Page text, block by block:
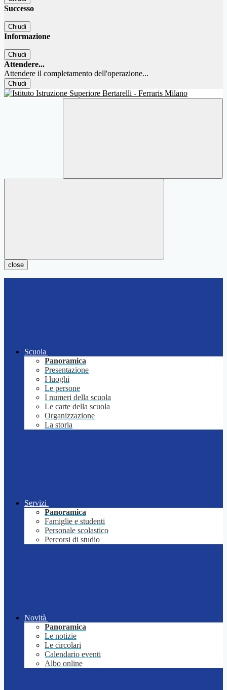
Successo
Chiudi
Informazione
Chiudi
Attendere...
Attendere il completamento dell'operazione...
Chiudi
close
Scuola
Panoramica
Presentazione
I luoghi
Le persone
I numeri della scuola
Le carte della scuola
Organizzazione
La storia
Servizi
Panoramica
Famiglie e studenti
Personale scolastico
Percorsi di studio
Novità
Panoramica
Le notizie
Le circolari
Calendario eventi
Albo online